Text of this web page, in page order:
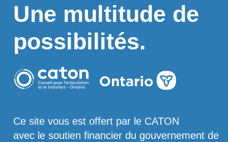
Une multitude de
possibilités.
Ce site vous est offert par le CATON
avec le soutien financier du gouvernement de